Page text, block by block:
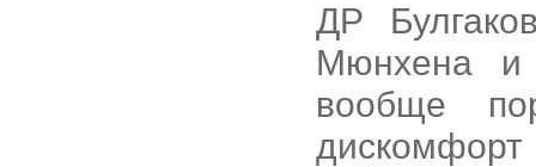
ДР
Мюнхена и
вообще
дискомфорт